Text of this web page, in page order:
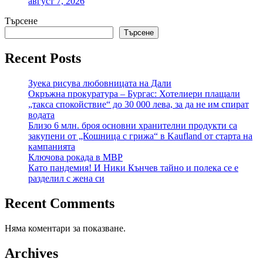
Търсене
Търсене
Recent Posts
Зуека рисува любовницата на Дали
Окръжна прокуратура – Бургас: Хотелиери плащали
„такса спокойствие“ до 30 000 лева, за да не им спират
водата
Близо 6 млн. броя основни хранителни продукти са
закупени от „Кошница с грижа“ в Kaufland от старта на
кампанията
Ключова рокада в МВР
Като пандемия! И Ники Кънчев тайно и полека се е
разделил с жена си
Recent Comments
Няма коментари за показване.
Archives